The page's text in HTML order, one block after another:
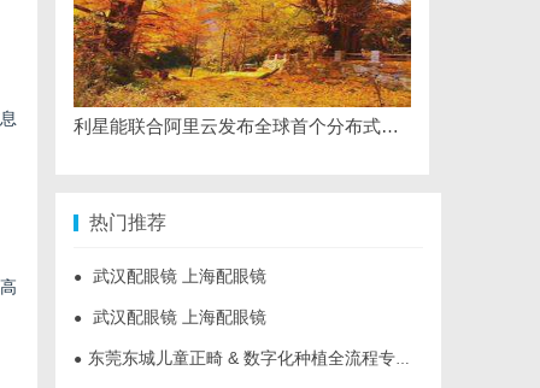
利星能联合阿里云发布全球首个分布式算电协同解决方案
热门推荐
● 武汉配眼镜 上海配眼镜
● 武汉配眼镜 上海配眼镜
● 东莞东城儿童正畸 & 数字化种植全流程专业科普指南